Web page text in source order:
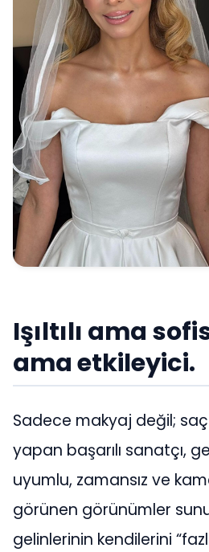
Işıltılı ama
ama etkileyici.
Sadece makyaj değil;
yapan başarılı sanatçı,
uyumlu, zamansız ve
görünen görünümler
gelinlerinin kendilerini